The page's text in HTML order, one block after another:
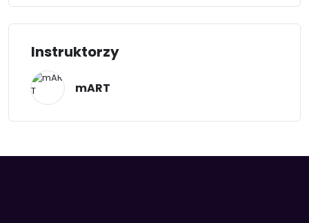
Instruktorzy
mART